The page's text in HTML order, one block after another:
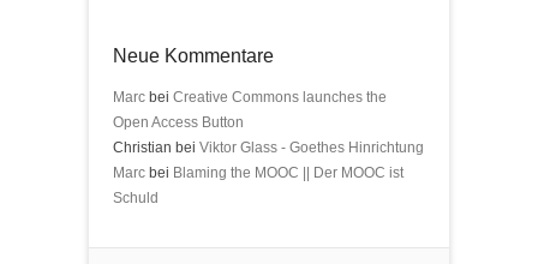
Neue Kommentare
Marc bei Creative Commons launches the
Open Access Button
Christian bei Viktor Glass - Goethes Hinrichtung
Marc bei Blaming the MOOC || Der MOOC ist
Schuld